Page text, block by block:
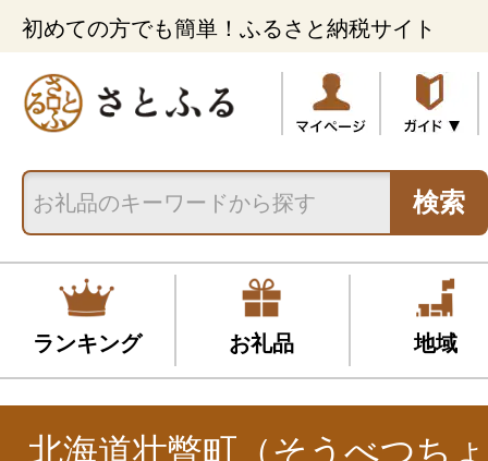
初めての方でも簡単！ふるさと納税サイト
検索
ランキング お礼品 地域
北海道壮瞥町（そうべつち